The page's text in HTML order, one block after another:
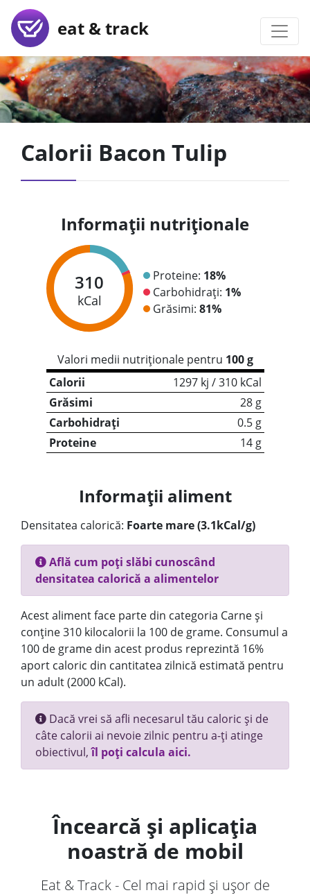
eat & track
Calorii Bacon Tulip
Informații nutriționale
310
kCal
Proteine: 18%
Carbohidrați: 1%
Grăsimi: 81%
Valori medii nutriționale pentru 100 g
Calorii
1297 kj / 310 kCal
Grăsimi
28 g
Carbohidrați
0.5 g
Proteine
14 g
Informații aliment
Densitatea calorică: Foarte mare (3.1kCal/g)
Află cum poți slăbi cunoscând
densitatea calorică a alimentelor
Acest aliment face parte din categoria Carne și
conține 310 kilocalorii la 100 de grame. Consumul a
100 de grame din acest produs reprezintă 16%
aport caloric din cantitatea zilnică estimată pentru
un adult (2000 kCal).
Dacă vrei să afli necesarul tău caloric și de
câte calorii ai nevoie zilnic pentru a-ți atinge
obiectivul,îl poți calcula aici.
Încearcă și aplicația
noastră de mobil
Eat & Track - Cel mai rapid și ușor de